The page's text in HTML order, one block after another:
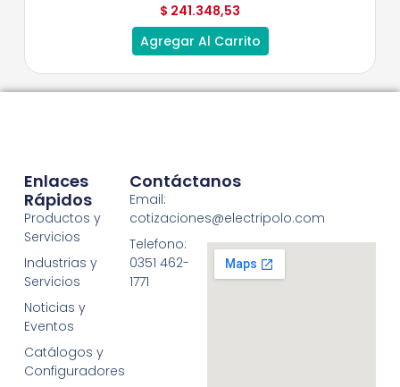
$ 241.348,53
Agregar Al Carrito
Enlaces
Rápidos
Productos y
Servicios
Industrias y
Servicios
Noticias y
Eventos
Catálogos y
Configuradores
Contáctanos
Email:
cotizaciones@electripolo.com
Telefono:
0351 462-
1771